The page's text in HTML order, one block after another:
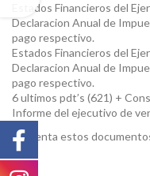
Estados Financieros del
Declaracion Anual de
pago respectivo.
Estados Financieros del
Declaracion Anual de
pago respectivo.
6 ultimos pdt’s (621) +
Informe del ejecutivo de
Presenta estos